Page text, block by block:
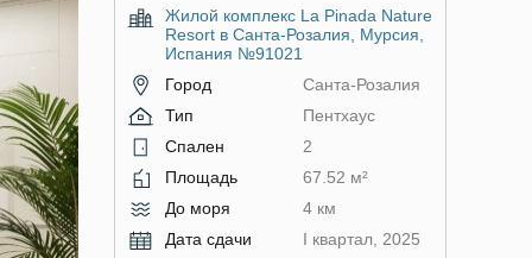
Жилой комплекс La Pinada Nature
Resort в Санта-Розалия, Мурсия,
Испания №91021
Город
Санта-Розалия
Тип
Пентхаус
Спален
2
Площадь
67.52 м²
До моря
4 км
Дата сдачи
I квартал, 2025